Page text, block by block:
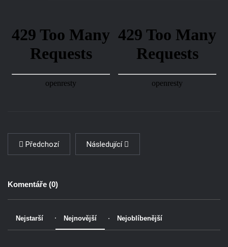
Předchozí Následující
Komentáře (0)
Nejstarší Nejnovější Nejoblíbenější